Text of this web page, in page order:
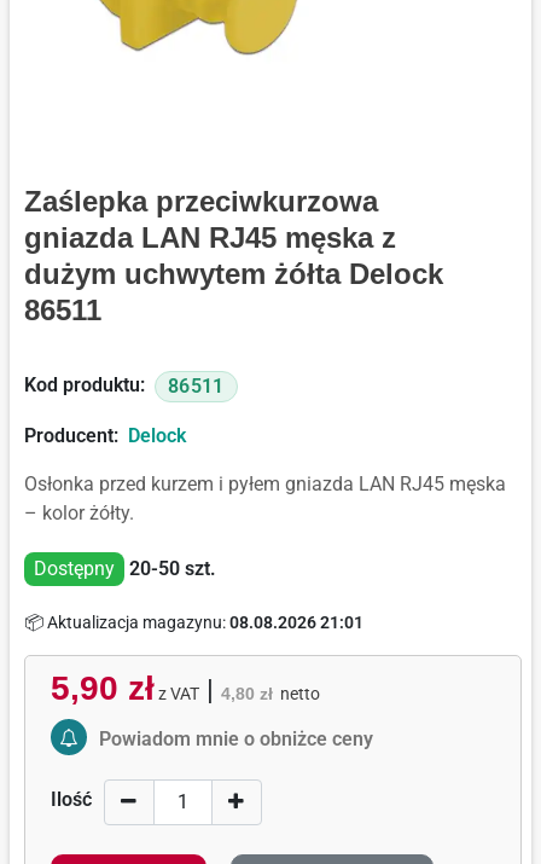
Zaślepka przeciwkurzowa
gniazda LAN RJ45 męska z
dużym uchwytem żółta Delock
86511
Kod produktu: 86511
Producent: Delock
Osłonka przed kurzem i pyłem gniazda LAN RJ45 męska
– kolor żółty.
Dostępny 20-50 szt.
📦 Aktualizacja magazynu:08.08.2026 21:01
5,90 zł z VAT| 4,80 zł netto
Activate Price Alert
Powiadom mnie o obniżce ceny
Ilość